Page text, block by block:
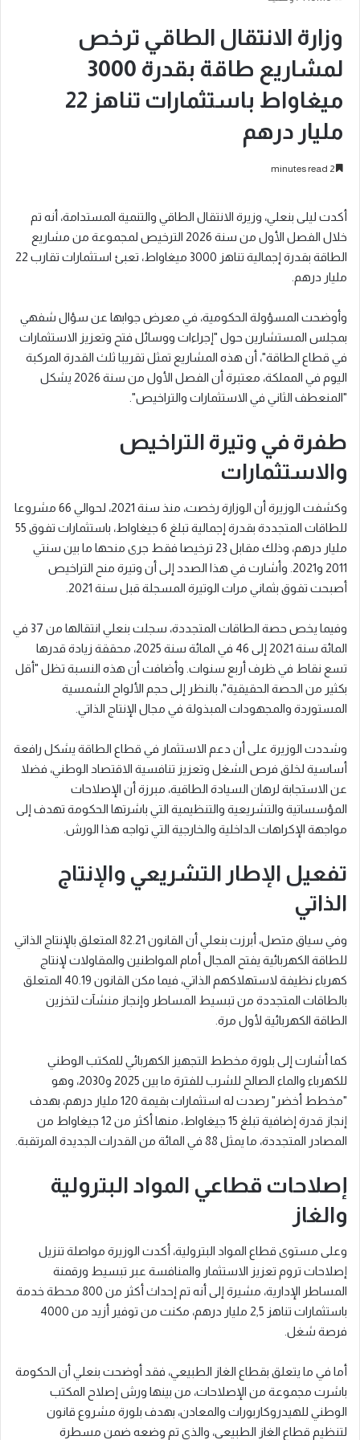
وزارة الانتقال الطاقي ترخص
لمشاريع طاقة بقدرة 3000
ميغاواط باستثمارات تناهز 22
مليار درهم
أكدت ليلى بنعلي، وزيرة الانتقال الطاقي والتنمية المستدامة، أنه تم
خلال الفصل الأول من سنة 2026 الترخيص لمجموعة من مشاريع
الطاقة بقدرة إجمالية تناهز 3000 ميغاواط، تعبئ استثمارات تقارب 22
مليار درهم.
وأوضحت المسؤولة الحكومية، في معرض جوابها عن سؤال شفهي
بمجلس المستشارين حول "إجراءات ووسائل فتح وتعزيز الاستثمارات
في قطاع الطاقة"، أن هذه المشاريع تمثل تقريبا ثلث القدرة المركبة
اليوم في المملكة، معتبرة أن الفصل الأول من سنة 2026 يشكل
"المنعطف الثاني في الاستثمارات والتراخيص".
طفرة في وتيرة التراخيص
والاستثمارات
وكشفت الوزيرة أن الوزارة رخصت، منذ سنة 2021، لحوالي 66 مشروعا
للطاقات المتجددة بقدرة إجمالية تبلغ 6 جيغاواط، باستثمارات تفوق 55
مليار درهم، وذلك مقابل 23 ترخيصا فقط جرى منحها ما بين سنتي
2011 و2021. وأشارت في هذا الصدد إلى أن وتيرة منح التراخيص
أصبحت تفوق بثماني مرات الوتيرة المسجلة قبل سنة 2021.
وفيما يخص حصة الطاقات المتجددة، سجلت بنعلي انتقالها من 37 في
المائة سنة 2021 إلى 46 في المائة سنة 2025، محققة زيادة قدرها
تسع نقاط في ظرف أربع سنوات. وأضافت أن هذه النسبة تظل "أقل
بكثير من الحصة الحقيقية"، بالنظر إلى حجم الألواح الشمسية
المستوردة والمجهودات المبذولة في مجال الإنتاج الذاتي.
وشددت الوزيرة على أن دعم الاستثمار في قطاع الطاقة يشكل رافعة
أساسية لخلق فرص الشغل وتعزيز تنافسية الاقتصاد الوطني، فضلا
عن الاستجابة لرهان السيادة الطاقية، مبرزة أن الإصلاحات
المؤسساتية والتشريعية والتنظيمية التي باشرتها الحكومة تهدف إلى
مواجهة الإكراهات الداخلية والخارجية التي تواجه هذا الورش.
تفعيل الإطار التشريعي والإنتاج
الذاتي
وفي سياق متصل، أبرزت بنعلي أن القانون 82.21 المتعلق بالإنتاج الذاتي
للطاقة الكهربائية يفتح المجال أمام المواطنين والمقاولات لإنتاج
كهرباء نظيفة لاستهلاكهم الذاتي، فيما مكن القانون 40.19 المتعلق
بالطاقات المتجددة من تبسيط المساطر وإنجاز منشآت لتخزين
الطاقة الكهربائية لأول مرة.
كما أشارت إلى بلورة مخطط التجهيز الكهربائي للمكتب الوطني
للكهرباء والماء الصالح للشرب للفترة ما بين 2025 و2030، وهو
"مخطط أخضر" رصدت له استثمارات بقيمة 120 مليار درهم، بهدف
إنجاز قدرة إضافية تبلغ 15 جيغاواط، منها أكثر من 12 جيغاواط من
المصادر المتجددة، ما يمثل 88 في المائة من القدرات الجديدة المرتقبة.
إصلاحات قطاعي المواد البترولية
والغاز
وعلى مستوى قطاع المواد البترولية، أكدت الوزيرة مواصلة تنزيل
إصلاحات تروم تعزيز الاستثمار والمنافسة عبر تبسيط ورقمنة
المساطر الإدارية، مشيرة إلى أنه تم إحداث أكثر من 800 محطة خدمة
باستثمارات تناهز 2,5 مليار درهم، مكنت من توفير أزيد من 4000
فرصة شغل.
أما في ما يتعلق بقطاع الغاز الطبيعي، فقد أوضحت بنعلي أن الحكومة
باشرت مجموعة من الإصلاحات، من بينها ورش إصلاح المكتب
الوطني للهيدروكاربورات والمعادن، بهدف بلورة مشروع قانون
لتنظيم قطاع الغاز الطبيعي، والذي تم وضعه ضمن مسطرة